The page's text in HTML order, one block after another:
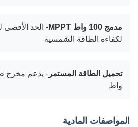
مدمج 100 واط MPPT
- الحد الأقصى
لكفاءة الطاقة الشمسية
تحميل الطاقة المستمر
واط
المواصفات المادية